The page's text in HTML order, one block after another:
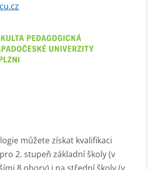
můžete získat kvalifikaci
2. stupeň základní školy (v